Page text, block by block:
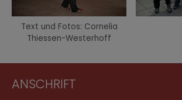
Text und Fotos: Cornelia
Thiessen-Westerhoff
ANSCHRIFT